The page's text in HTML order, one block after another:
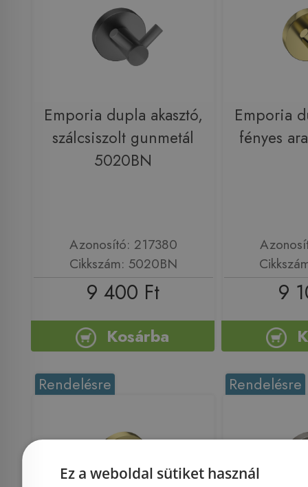
Emporia dupla akasztó,
szálcsiszolt gunmetál
5020BN
Azonosító: 217380
Cikkszám: 5020BN
9 400 Ft
Kosárba
Emporia
fényes
9
Rendelésre Rendelésre
Ez a weboldal sütiket használ